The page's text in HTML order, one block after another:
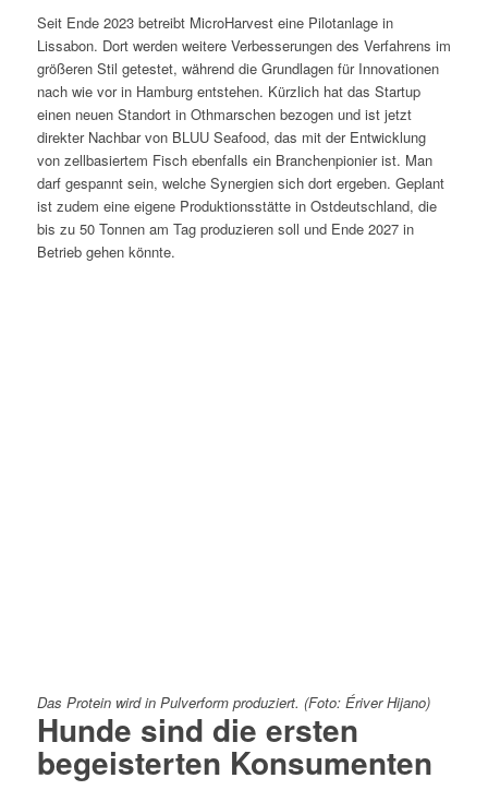
Seit Ende 2023 betreibt MicroHarvest eine Pilotanlage in
Lissabon. Dort werden weitere Verbesserungen des Verfahrens im
größeren Stil getestet, während die Grundlagen für Innovationen
nach wie vor in Hamburg entstehen. Kürzlich hat das Startup
einen neuen Standort in Othmarschen bezogen und ist jetzt
direkter Nachbar von BLUU Seafood, das mit der Entwicklung
von zellbasiertem Fisch ebenfalls ein Branchenpionier ist. Man
darf gespannt sein, welche Synergien sich dort ergeben. Geplant
ist zudem eine eigene Produktionsstätte in Ostdeutschland, die
bis zu 50 Tonnen am Tag produzieren soll und Ende 2027 in
Betrieb gehen könnte.
Das Protein wird in Pulverform produziert. (Foto: Ériver Hijano)
Hunde sind die ersten
begeisterten Konsumenten